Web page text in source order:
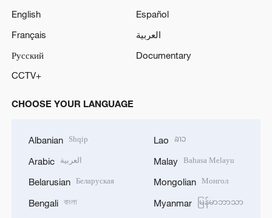
English
Español
Français
العربية
Русский
Documentary
CCTV+
CHOOSE YOUR LANGUAGE
Albanian Shqip
Arabic العربية
Belarusian Беларуская
Bengali বাংলা
Lao ລາວ
Malay Bahasa Melayu
Mongolian Монгол
Myanmar မြန်မာဘာသာ